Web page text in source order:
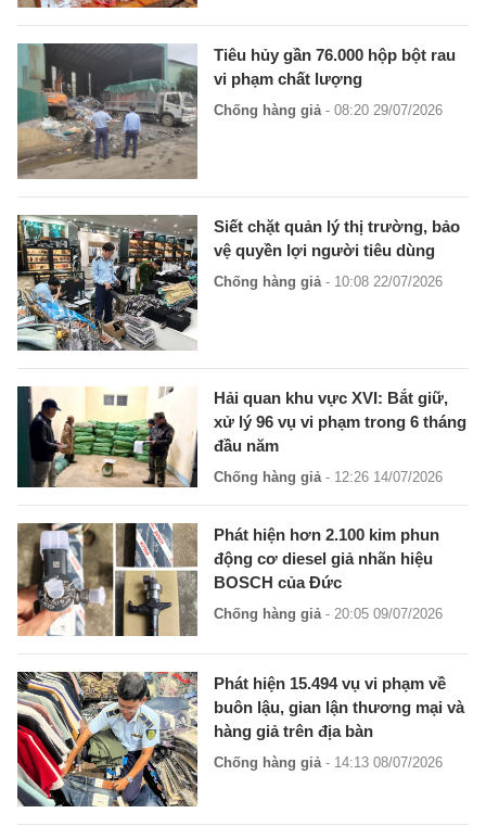
Tiêu hủy gần 76.000 hộp bột rau
vi phạm chất lượng
Chống hàng giả- 08:20 29/07/2026
Siết chặt quản lý thị trường, bảo
vệ quyền lợi người tiêu dùng
Chống hàng giả- 10:08 22/07/2026
Hải quan khu vực XVI: Bắt giữ,
xử lý 96 vụ vi phạm trong 6 tháng
đầu năm
Chống hàng giả - 12:26 14/07/2026
Phát hiện hơn 2.100 kim phun
động cơ diesel giả nhãn hiệu
BOSCH của Đức
Chống hàng giả- 20:05 09/07/2026
Phát hiện 15.494 vụ vi phạm về
buôn lậu, gian lận thương mại và
hàng giả trên địa bàn
Chống hàng giả - 14:13 08/07/2026